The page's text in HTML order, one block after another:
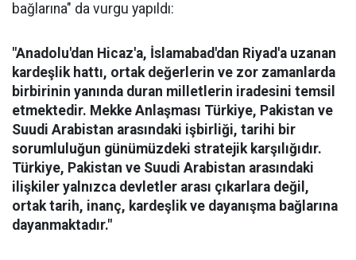
bağlarına" da vurgu yapıldı:
"Anadolu'dan Hicaz'a, İslamabad'dan Riyad'a uzanan
kardeşlik hattı, ortak değerlerin ve zor zamanlarda
birbirinin yanında duran milletlerin iradesini temsil
etmektedir. Mekke Anlaşması Türkiye, Pakistan ve
Suudi Arabistan arasındaki işbirliği, tarihi bir
sorumluluğun günümüzdeki stratejik karşılığıdır.
Türkiye, Pakistan ve Suudi Arabistan arasındaki
ilişkiler yalnızca devletler arası çıkarlara değil,
ortak tarih, inanç, kardeşlik ve dayanışma bağlarına
dayanmaktadır."